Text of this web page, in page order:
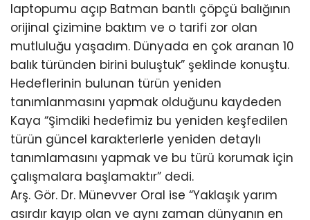
laptopumu açıp Batman bantlı çöpçü balığının
orijinal çizimine baktım ve o tarifi zor olan
mutluluğu yaşadım. Dünyada en çok aranan 10
balık türünden birini buluştuk” şeklinde konuştu.
Hedeflerinin bulunan türün yeniden
tanımlanmasını yapmak olduğunu kaydeden
Kaya “Şimdiki hedefimiz bu yeniden keşfedilen
türün güncel karakterlerle yeniden detaylı
tanımlamasını yapmak ve bu türü korumak için
çalışmalara başlamaktır” dedi.
Arş. Gör. Dr. Münevver Oral ise “Yaklaşık yarım
asırdır kayıp olan ve aynı zaman dünyanın en